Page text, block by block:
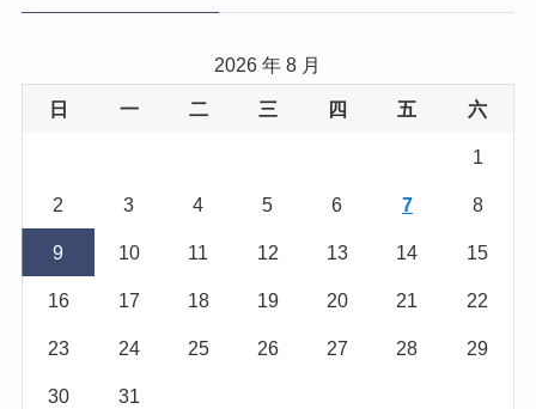
2026 年 8 月
日 一 二 三 四 五 六
1
2 3 4 5 6 7 8
9 10 11 12 13 14 15
16 17 18 19 20 21 22
23 24 25 26 27 28 29
30 31